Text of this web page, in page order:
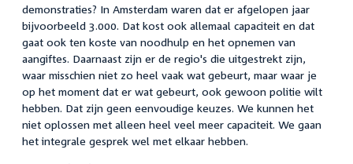
demonstraties? In Amsterdam waren dat er afgelopen jaar
bijvoorbeeld 3.000. Dat kost ook allemaal capaciteit en dat
gaat ook ten koste van noodhulp en het opnemen van
aangiftes. Daarnaast zijn er de regio's die uitgestrekt zijn,
waar misschien niet zo heel vaak wat gebeurt, maar waar je
op het moment dat er wat gebeurt, ook gewoon politie wilt
hebben. Dat zijn geen eenvoudige keuzes. We kunnen het
niet oplossen met alleen heel veel meer capaciteit. We gaan
het integrale gesprek wel met elkaar hebben.